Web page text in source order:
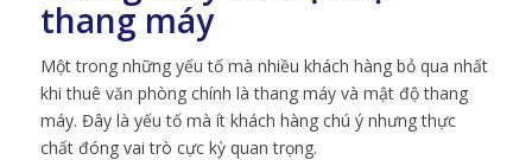
thang máy
Một trong những yếu tố mà nhiều khách hàng bỏ qua nhất
khi thuê văn phòng chính là thang máy và mật độ thang
máy. Đây là yếu tố mà ít khách hàng chú ý nhưng thực
chất đóng vai trò cực kỳ quan trọng.